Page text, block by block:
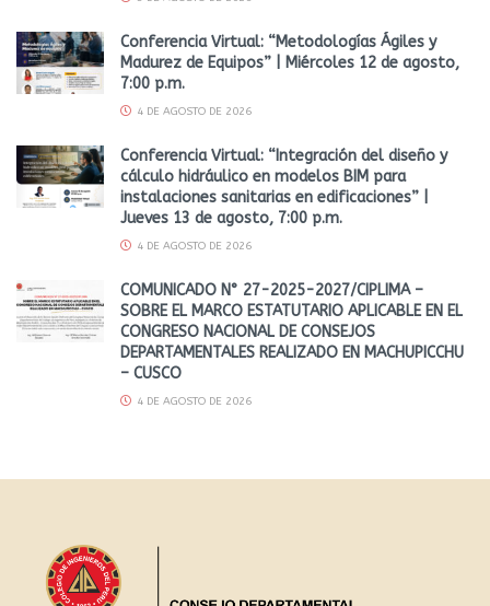
Conferencia Virtual: “Metodologías Ágiles y
Madurez de Equipos” | Miércoles 12 de agosto,
7:00 p.m.
4 DE AGOSTO DE 2026
Conferencia Virtual: “Integración del diseño y
cálculo hidráulico en modelos BIM para
instalaciones sanitarias en edificaciones” |
Jueves 13 de agosto, 7:00 p.m.
4 DE AGOSTO DE 2026
COMUNICADO N° 27-2025-2027/CIPLIMA –
SOBRE EL MARCO ESTATUTARIO APLICABLE EN EL
CONGRESO NACIONAL DE CONSEJOS
DEPARTAMENTALES REALIZADO EN MACHUPICCHU
– CUSCO
4 DE AGOSTO DE 2026